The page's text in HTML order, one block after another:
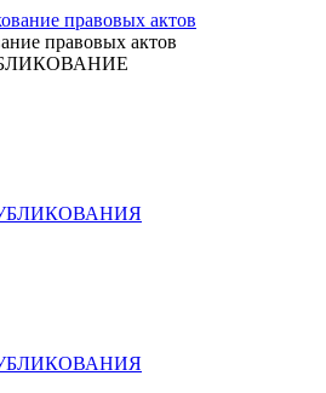
правовых актов